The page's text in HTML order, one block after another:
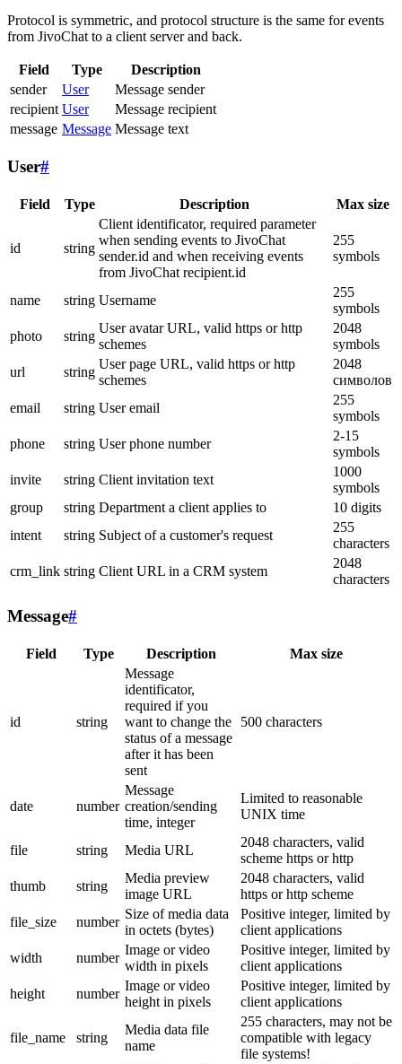
Protocol is symmetric, and protocol structure is the same for events
from JivoChat to a client server and back.
Field Type
Description
sender
User
Message sender
recipient User
Message recipient
message Message Message text
User#
Field Type Description Max size
id string
Client identificator, required parameter
when sending events to JivoChat
sender.id and when receiving events
from JivoChat recipient.id
255
symbols
name string Username
255
symbols
photo
string
User avatar URL, valid https or http
schemes
2048
symbols
url
string
User page URL, valid https or http
schemes
2048
символов
email
string User email
255
symbols
phone
string User phone number
2-15
symbols
invite
string Client invitation text
1000
symbols
group
string Department a client applies to
10 digits
intent
string Subject of a customer's request
255
characters
crm_link string Client URL in a CRM system
2048
characters
Message#
Field Type Description Max size
id string
Message
identificator,
required if you
want to change the
status of a message
after it has been
sent
500 characters
date number
Message
creation/sending
time, integer
Limited to reasonable
UNIX time
file string Media URL
2048 characters, valid
scheme https or http
thumb
string
Media preview
image URL
2048 characters, valid
https or http scheme
file_size
number
Size of media data
in octets (bytes)
Positive integer, limited by
client applications
width
number
Image or video
width in pixels
Positive integer, limited by
client applications
height
number
Image or video
height in pixels
Positive integer, limited by
client applications
file_name string
Media data file
name
255 characters, may not be
compatible with legacy
file systems!